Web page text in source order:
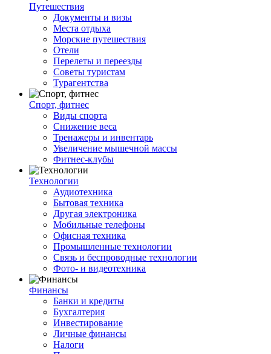
Путешествия
Документы и визы
Места отдыха
Морские путешествия
Отели
Перелеты и переезды
Советы туристам
Турагентства
Спорт, фитнес
Виды спорта
Снижение веса
Тренажеры и инвентарь
Увеличение мышечной массы
Фитнес-клубы
Технологии
Аудиотехника
Бытовая техника
Другая электроника
Мобильные телефоны
Офисная техника
Промышленные технологии
Связь и беспроводные технологии
Фото- и видеотехника
Финансы
Банки и кредиты
Бухгалтерия
Инвестирование
Личные финансы
Налоги